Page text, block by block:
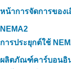
หน้าการจัดการของเ
NEMA2
การประยุกต์ใช้
ผลิตภัณฑ์คาร์บอนอิน